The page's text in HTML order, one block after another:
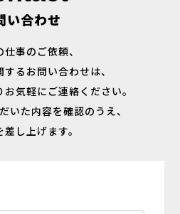
い合わせ
事のご依頼、
るお問い合わせは、
気軽にご連絡ください。
いた内容を確認のうえ、
し上げます。